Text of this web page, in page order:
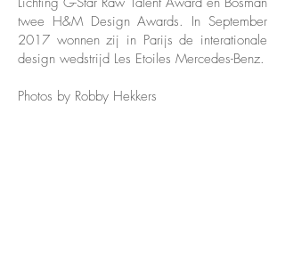
twee H&M Design Awards. In September
2017 wonnen zij in Parijs de interationale
design wedstrijd Les Etoiles Mercedes-Benz.
Photos by Robby Hekkers